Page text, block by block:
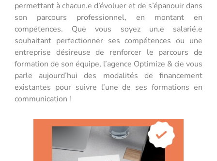
permettant à chacun.e d’évoluer et de s’épanouir dans
son parcours professionnel, en montant en
compétences. Que vous soyez un.e salarié.e
souhaitant perfectionner ses compétences ou une
entreprise désireuse de renforcer le parcours de
formation de son équipe, l’agence Optimize & cie vous
parle aujourd’hui des modalités de financement
existantes pour suivre l’une de ses formations en
communication !